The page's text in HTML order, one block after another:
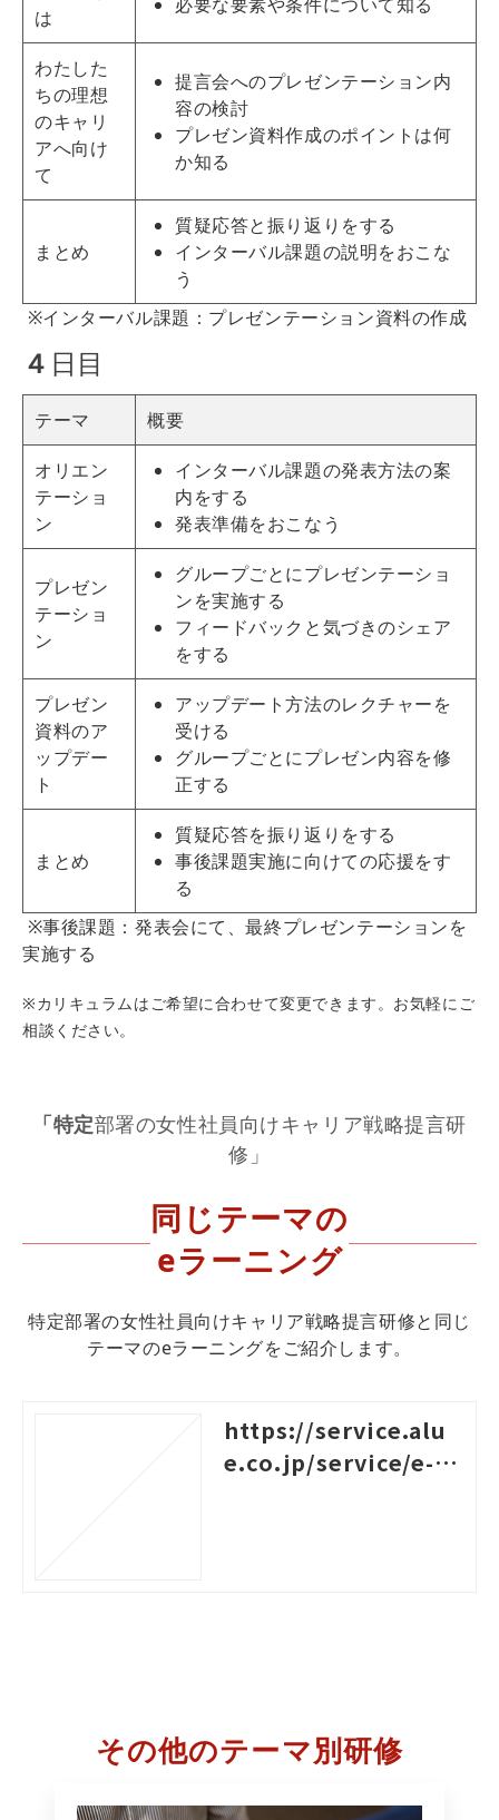
は
わたした
ちの理想
のキャリ
アへ向け
て
提言会へのプレゼンテーション内
容の検討
プレゼン資料作成のポイントは何
か知る
まとめ
質疑応答と振り返りをする
インターバル課題の説明をおこな
う
※インターバル課題：プレゼンテーション資料の作成
４ 日目
テーマ 概要
オリエン
テーショ
ン
インターバル課題の発表方法の案
内をする
発表準備をおこなう
プレゼン
テーショ
ン
グループごとにプレゼンテーショ
ンを実施する
フィードバックと気づきのシェア
をする
プレゼン
資料のア
ップデー
ト
アップデート方法のレクチャーを
受ける
グループごとにプレゼン内容を修
正する
まとめ
質疑応答を振り返りをする
事後課題実施に向けての応援をす
る
※事後課題：発表会にて、最終プレゼンテーションを
実施する
※カリキュラムはご希望に合わせて変更できます。お気軽にご
相談ください。
「特定部署の女性社員向けキャリア戦略提言研
修」
同じテーマの
eラーニング
特定部署の女性社員向けキャリア戦略提言研修と同じ
テーマのeラーニングをご紹介します。
https://service.alu
e.co.jp/service/e-le
その他のテーマ別研修